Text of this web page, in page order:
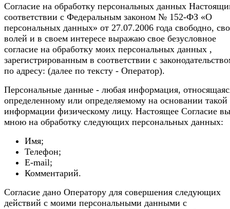
Согласие на обработку персональных данных
соответствии с Федеральным законом № 152-ФЗ «О
персональных данных» от 27.07.2006 года свободно,
волей и в своем интересе выражаю свое безусловное
согласие на обработку моих персональных данных ,
зарегистрированным в соответствии с
по адресу: (далее по тексту - Оператор).
Персональные данные - любая информация,
определенному или определяемому на основании такой
информации физическому лицу. Настоящее Согласие
мною на обработку следующих персональных данных:
Имя;
Телефон;
E-mail;
Комментарий.
Согласие дано Оператору для совершения следующих
действий с моими персональными данными с